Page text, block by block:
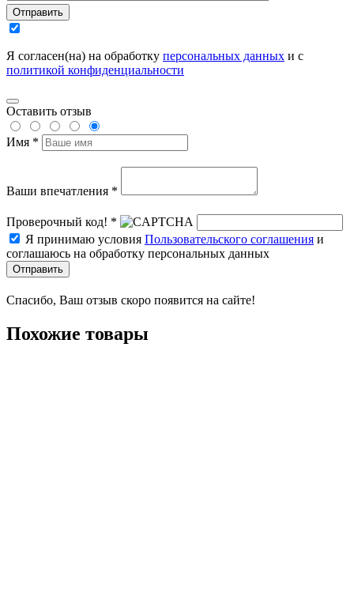
Отправить
Я согласен(на) на обработку персональных данных и с
политикой конфиденциальности
Оставить отзыв
Имя *
Ваши впечатления *
Проверочный код! *
Я принимаю условия Пользовательского соглашения и
соглашаюсь на обработку персональных данных
Отправить
Спасибо, Ваш отзыв скоро появится на сайте!
Похожие товары